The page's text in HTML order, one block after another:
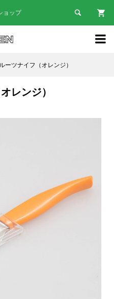
ョップ 

ーツナイフ（オレンジ）
レンジ）